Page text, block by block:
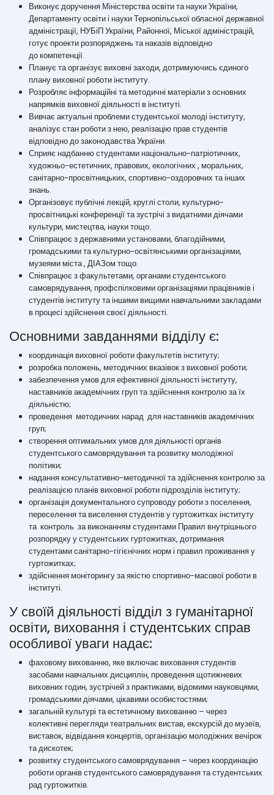
Виконує доручення Міністерства освіти та науки України,
Департаменту освіти і науки Тернопільської обласної державної
адміністрації, НУБіП України, Районної, Міської адміністрацій,
готує проекти розпоряджень та наказів відповідно
до компетенції.
Планує та організує виховні заходи, дотримуючись єдиного
плану виховної роботи інституту.
Розробляє інформаційні та методичні матеріали з основних
напрямків виховної діяльності в інституті.
Вивчає актуальні проблеми студентської молоді інституту,
аналізує стан роботи з нею, реалізацію прав студентів
відповідно до законодавства України.
Сприяє надбанню студентами національно-патріотичних,
художньо-естетичних, правових, екологічних , моральних,
санітарно-просвітницьких, спортивно-оздоровчих та інших
знань.
Організовує публічні лекцій, круглі столи, культурно-
просвітницькі конференції та зустрічі з видатними діячами
культури, мистецтва, науки тощо.
Співпрацює з державними установами, благодійними,
громадськими та культурно-освітянськими організаціями,
музеями міста , ДІАЗом тощо.
Співпрацює з факультетами, органами студентського
самоврядування, профспілковими організаціями працівників і
студентів інституту та іншими вищими навчальними закладами
в процесі здійснення своєї діяльності.
Основними завданнями відділу є:
координація виховної роботи факультетів інституту;
розробка положень, методичних вказівок з виховної роботи;
забезпечення умов для ефективної діяльності інституту,
наставників академічних груп та здійснення контролю за їх
діяльністю;
проведення методичних нарад для наставників академічних
груп;
створення оптимальних умов для діяльності органів
студентського самоврядування та розвитку молодіжної
політики;
надання консультативно-методичної та здійснення контролю за
реалізацією планів виховної роботи підрозділів інституту;
організація документального супроводу роботи з поселення,
переселення та виселення студентів у гуртожитках інституту
та контроль за виконанням студентами Правил внутрішнього
розпорядку у студентських гуртожитках, дотримання
студентами санітарно-гігієнічних норм і правил проживання у
гуртожитках;
здійснення моніторингу за якістю спортивно-масової роботи в
інституті.
У своїй діяльності відділ з гуманітарної
освіти, виховання і студентських справ
особливої уваги надає:
фаховому вихованню, яке включає виховання студентів
засобами навчальних дисциплін, проведення щотижневих
виховних годин, зустрічей з практиками, відомими науковцями,
громадськими діячами, цікавими особистостями;
загальній культурі та естетичному вихованню – через
колективні перегляди театральних вистав, екскурсій до музеїв,
виставок, відвідання концертів, організацію молодіжних вечірок
та дискотек;
розвитку студентського самоврядування – через координацію
роботи органів студентського самоврядування та студентських
рад гуртожитків.